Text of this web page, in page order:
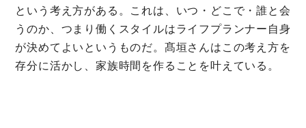
という考え方がある。これは、いつ・どこで・誰と会
うのか、つまり働くスタイルはライフプランナー自身
が決めてよいというものだ。髙垣さんはこの考え方を
存分に活かし、家族時間を作ることを叶えている。